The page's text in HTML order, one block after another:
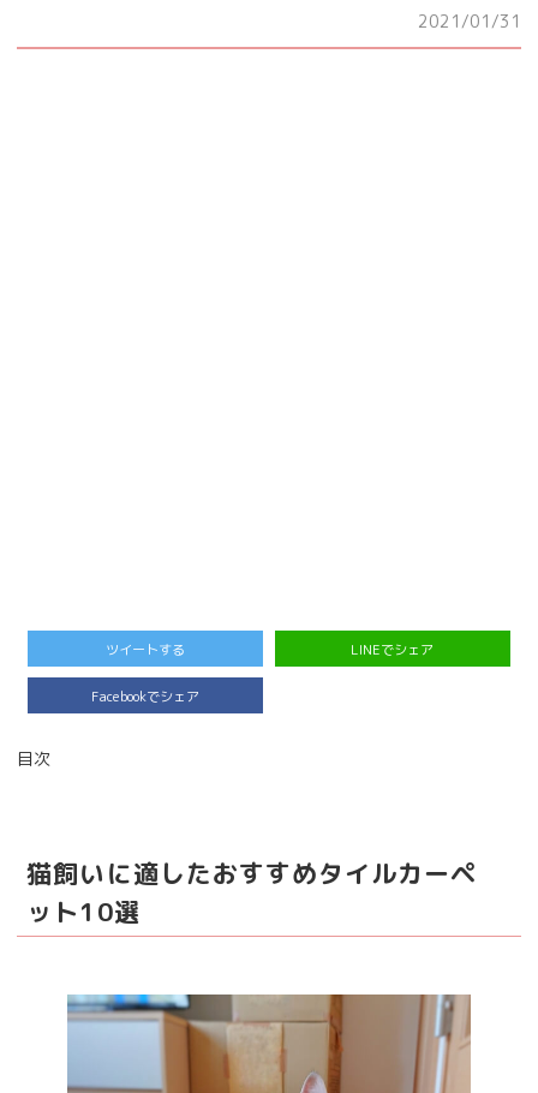
2021/01/31
ツイートする LINEでシェア
Facebookでシェア
目次
猫飼いに適したおすすめタイルカーペ
ット10選